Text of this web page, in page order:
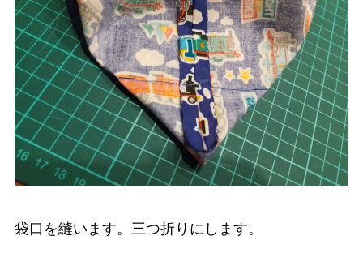
袋口を縫います。三つ折りにします。